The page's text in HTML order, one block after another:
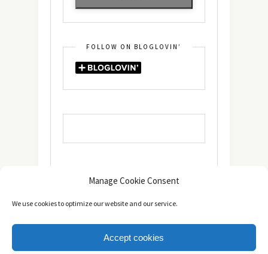
Manage Cookie Consent
We use cookies to optimize our website and our service.
Accept cookies
FOLLOW ON BLOGLOVIN’
Copyright © 2014 - 2025 -The healthy Cook. All Rights